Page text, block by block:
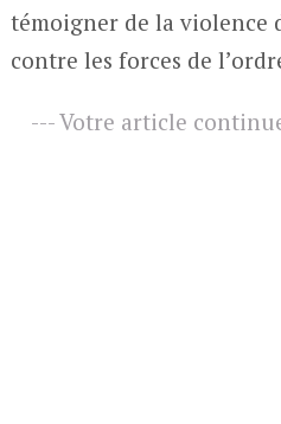
témoigner de la violence
contre les forces de
--- Votre article